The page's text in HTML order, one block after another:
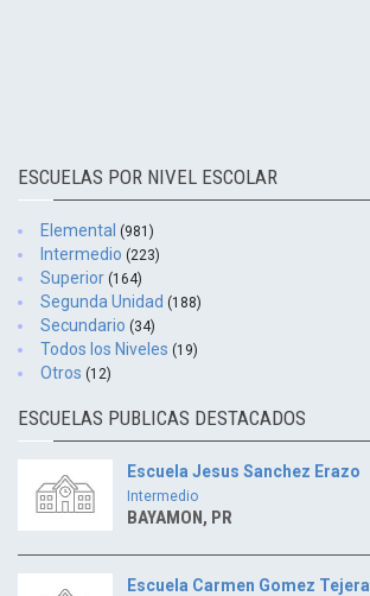
ESCUELAS POR NIVEL ESCOLAR
Elemental (981)
Intermedio (223)
Superior (164)
Segunda Unidad (188)
Secundario (34)
Todos los Niveles (19)
Otros (12)
ESCUELAS PUBLICAS DESTACADOS
Escuela Jesus Sanchez Erazo
Intermedio
BAYAMON, PR
Escuela Carmen Gomez Tejera